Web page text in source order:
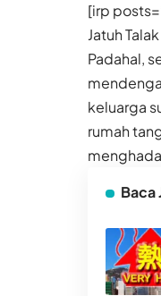
[irp
Jatuh
Padahal,
keluarga
rumah
Baca